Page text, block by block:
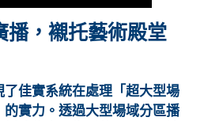
播，襯托藝術殿堂
佳實系統在處理「超大型場
實力。透過大型場域分區播